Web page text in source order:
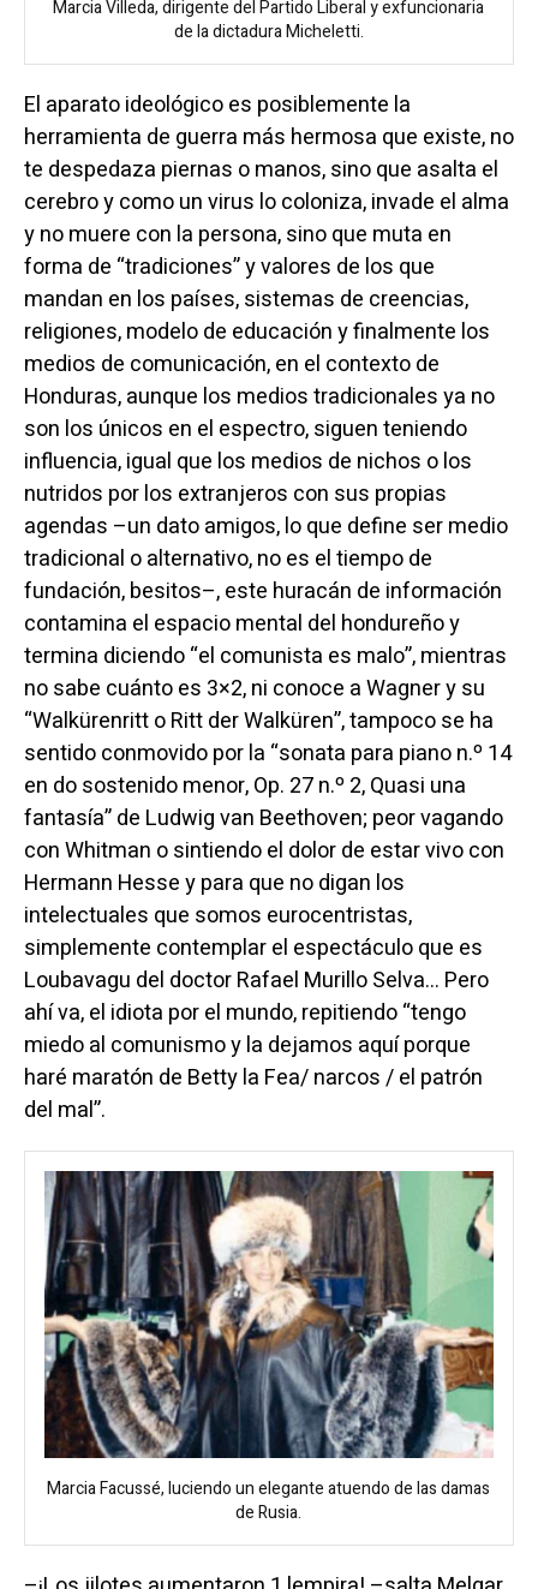
Marcia Villeda, dirigente del Partido Liberal y exfuncionaria
de la dictadura Micheletti.
El aparato ideológico es posiblemente la
herramienta de guerra más hermosa que existe, no
te despedaza piernas o manos, sino que asalta el
cerebro y como un virus lo coloniza, invade el alma
y no muere con la persona, sino que muta en
forma de “tradiciones” y valores de los que
mandan en los países, sistemas de creencias,
religiones, modelo de educación y finalmente los
medios de comunicación, en el contexto de
Honduras, aunque los medios tradicionales ya no
son los únicos en el espectro, siguen teniendo
influencia, igual que los medios de nichos o los
nutridos por los extranjeros con sus propias
agendas –un dato amigos, lo que define ser medio
tradicional o alternativo, no es el tiempo de
fundación, besitos–, este huracán de información
contamina el espacio mental del hondureño y
termina diciendo “el comunista es malo”, mientras
no sabe cuánto es 3×2, ni conoce a Wagner y su
“Walkürenritt o Ritt der Walküren”, tampoco se ha
sentido conmovido por la “sonata para piano n.º 14
en do sostenido menor, Op. 27 n.º 2, Quasi una
fantasía” de Ludwig van Beethoven; peor vagando
con Whitman o sintiendo el dolor de estar vivo con
Hermann Hesse y para que no digan los
intelectuales que somos eurocentristas,
simplemente contemplar el espectáculo que es
Loubavagu del doctor Rafael Murillo Selva… Pero
ahí va, el idiota por el mundo, repitiendo “tengo
miedo al comunismo y la dejamos aquí porque
haré maratón de Betty la Fea/ narcos / el patrón
del mal”.
Marcia Facussé, luciendo un elegante atuendo de las damas
de Rusia.